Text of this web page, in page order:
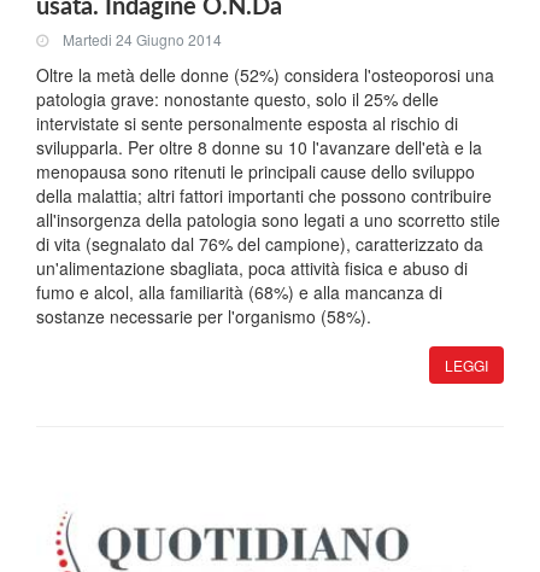
usata. Indagine O.N.Da
Martedi 24 Giugno 2014
Oltre la metà delle donne (52%) considera l'osteoporosi una
patologia grave: nonostante questo, solo il 25% delle
intervistate si sente personalmente esposta al rischio di
svilupparla. Per oltre 8 donne su 10 l'avanzare dell'età e la
menopausa sono ritenuti le principali cause dello sviluppo
della malattia; altri fattori importanti che possono contribuire
all'insorgenza della patologia sono legati a uno scorretto stile
di vita (segnalato dal 76% del campione), caratterizzato da
un'alimentazione sbagliata, poca attività fisica e abuso di
fumo e alcol, alla familiarità (68%) e alla mancanza di
sostanze necessarie per l'organismo (58%).
LEGGI